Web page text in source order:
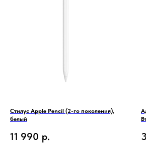
Стилус Apple Pencil (2-го поколения),
белый
11 990 р.